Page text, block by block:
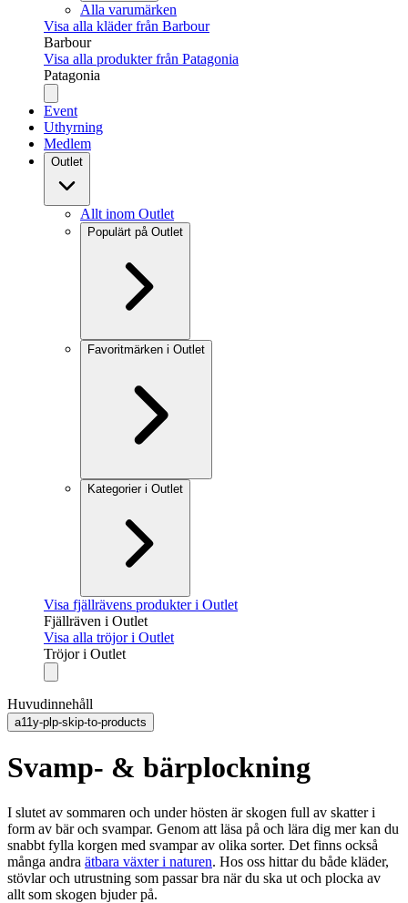
Alla varumärken
Visa alla kläder från Barbour
Barbour
Visa alla produkter från Patagonia
Patagonia
Event
Uthyrning
Medlem
Outlet
Allt inom Outlet
Populärt på Outlet
Favoritmärken i Outlet
Kategorier i Outlet
Visa fjällrävens produkter i Outlet
Fjällräven i Outlet
Visa alla tröjor i Outlet
Tröjor i Outlet
Huvudinnehåll
a11y-plp-skip-to-products
Svamp- & bärplockning
I slutet av sommaren och under hösten är skogen full av skatter i
form av bär och svampar. Genom att läsa på och lära dig mer kan du
snabbt fylla korgen med svampar av olika sorter. Det finns också
många andra ätbara växter i naturen. Hos oss hittar du både kläder,
stövlar och utrustning som passar bra när du ska ut och plocka av
allt som skogen bjuder på.